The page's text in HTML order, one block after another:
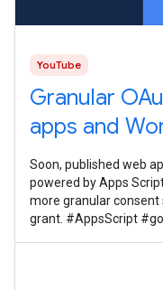
YouTube
Granular
apps and
Soon, published web
powered by Apps
more granular consent
grant. #AppsScript